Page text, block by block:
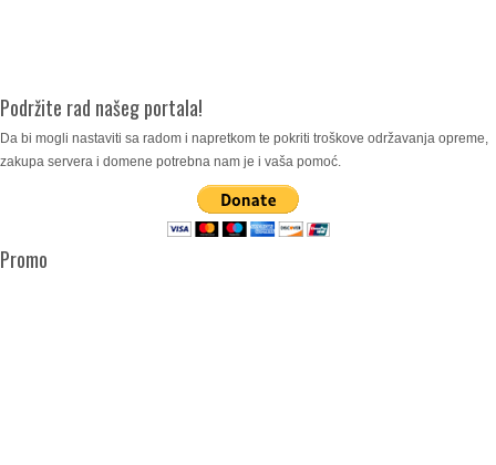
Podržite rad našeg portala!
Da bi mogli nastaviti sa radom i napretkom te pokriti troškove održavanja opreme,
zakupa servera i domene potrebna nam je i vaša pomoć.
Promo